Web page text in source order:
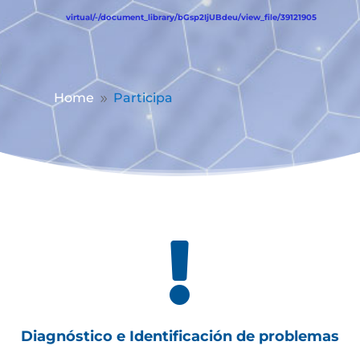
virtual/-/document_library/bGsp2IjUBdeu/view_file/39121905
Home 9 Participa

Diagnóstico e Identificación de problemas